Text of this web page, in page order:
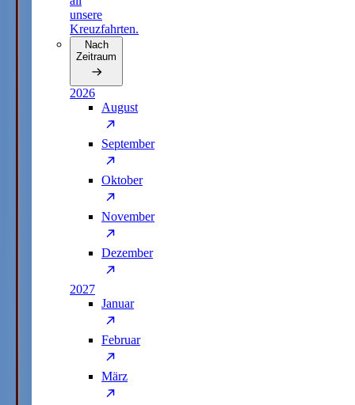
unsere
Kreuzfahrten.
Nach
Zeitraum
2026
August
September
Oktober
November
Dezember
2027
Januar
Februar
März